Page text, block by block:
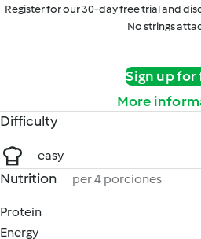
Register for our 30-day free trial and
No strings
Sign up for
More
Difficulty
easy
Nutrition per 4 porciones
Protein
Energy